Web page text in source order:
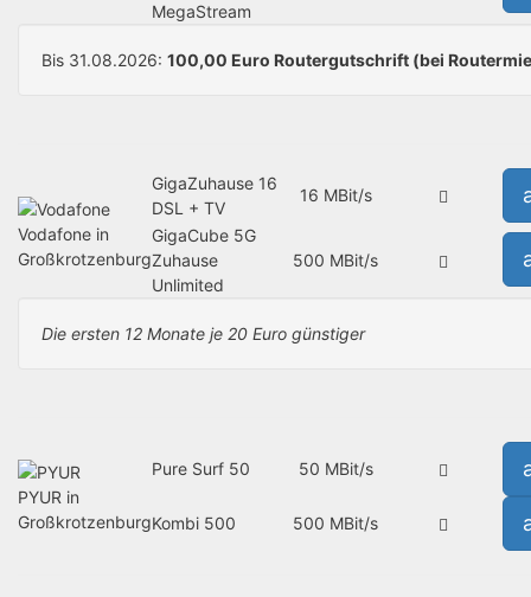
MegaStream
Bis 31.08.2026: 100,00 Euro Routergutschrift (bei
Vodafone in
Großkrotzenburg
GigaZuhause 16
DSL + TV
16 MBit/s
GigaCube 5G
Zuhause
Unlimited
500 MBit/s
Die ersten 12 Monate je 20 Euro günstiger
PYUR in
Großkrotzenburg
Pure Surf 50 50 MBit/s
Kombi 500 500 MBit/s